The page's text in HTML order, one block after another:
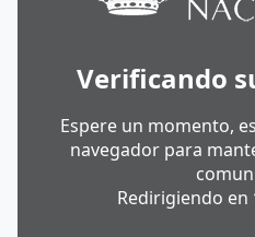
Verificando
Espere un momento,
navegador para
Redirigiendo en